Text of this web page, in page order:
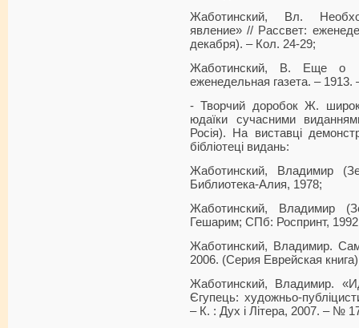
Жаботинский, Вл.
явление» // Рассвет:
декабря). – Кол. 24-29;
Жаботинский, В. Еще о
еженедельная газета. –
- Творчий доробок Ж.
юдаїки сучасними
Росія). На виставці
бібліотеці видань:
Жаботинский, Владимир
Библиотека-Алия, 1978;
Жаботинский, Владимир
Гешарим; СПб: Роспринт,
Жаботинский, Владимир.
2006. (Серия Еврейская
Жаботинский, Владимир.
Єгупець: художньо-
– К. : Дух і Літера, 2007. – №